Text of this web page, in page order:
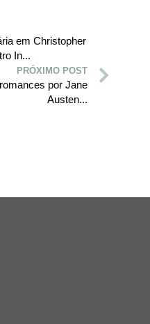
em Christopher
In...
PRÓXIMO POST
por Jane
Austen...